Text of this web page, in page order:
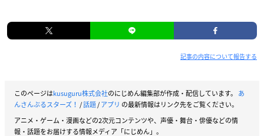
記事の内容について報告する
このページはkusuguru株式会社のにじめん編集部が作成・配信しています。 あ
んさんぶるスターズ！ /話題/アプリ の最新情報はリンク先をご覧ください。
アニメ・ゲーム・漫画などの2次元コンテンツや、声優・舞台・俳優などの情
報・話題をお届けする情報メディア「にじめん」。